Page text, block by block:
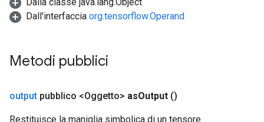
Dall'interfaccia org.tensorflow.Operand
Metodi pubblici
output pubblico <Oggetto> asOutput ()
Restituisce la maniglia simbolica di un tensore.